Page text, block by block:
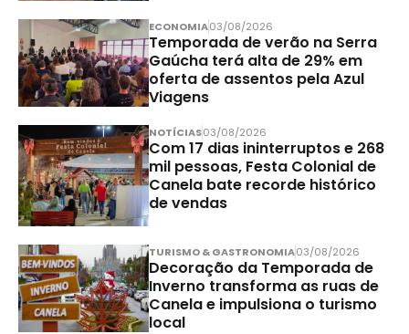
ECONOMIA03/08/2026
Temporada de verão na Serra
Gaúcha terá alta de 29% em
oferta de assentos pela Azul
Viagens
NOTÍCIAS03/08/2026
Com 17 dias ininterruptos e 268
mil pessoas, Festa Colonial de
Canela bate recorde histórico
de vendas
TURISMO & GASTRONOMIA03/08/2026
Decoração da Temporada de
Inverno transforma as ruas de
Canela e impulsiona o turismo
local